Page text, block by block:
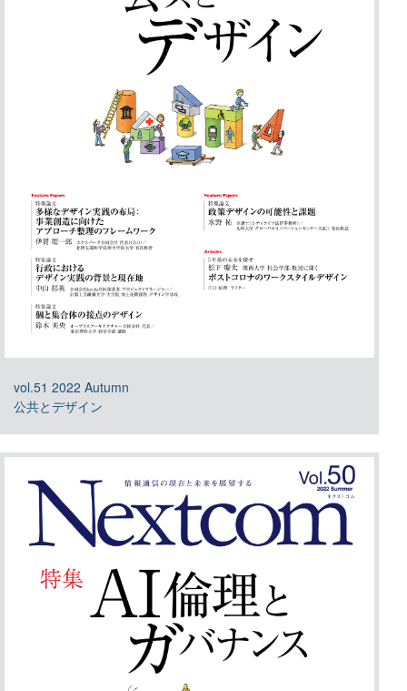
vol.51 2022 Autumn
公共とデザイン